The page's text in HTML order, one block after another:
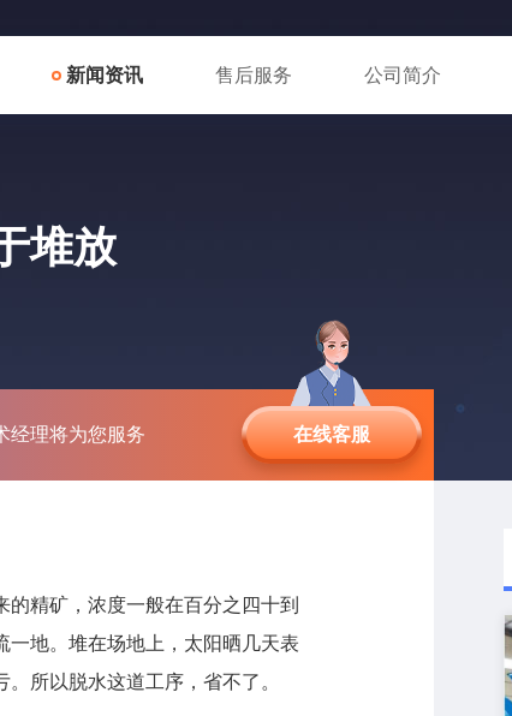
新闻资讯 售后服务 公司简介
堆放
经理将为您服务 在线客服
精矿，浓度一般在百分之四十到
一地。堆在场地上，太阳晒几天表
所以脱水这道工序，省不了。